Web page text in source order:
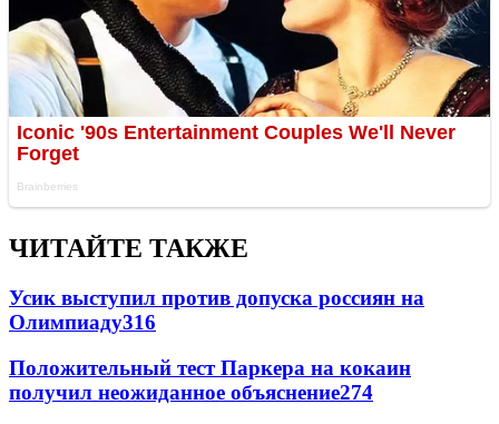
ЧИТАЙТЕ ТАКЖЕ
Усик выступил против допуска россиян на
Олимпиаду316
Положительный тест Паркера на кокаин
получил неожиданное объяснение274